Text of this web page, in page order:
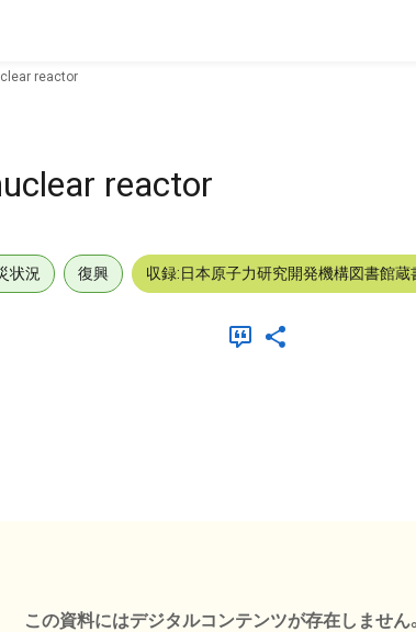
reactor
reactor
状況 復興 収録:日本原子力研究開発機構図書館蔵
この資料にはデジタルコンテンツが存在しません。